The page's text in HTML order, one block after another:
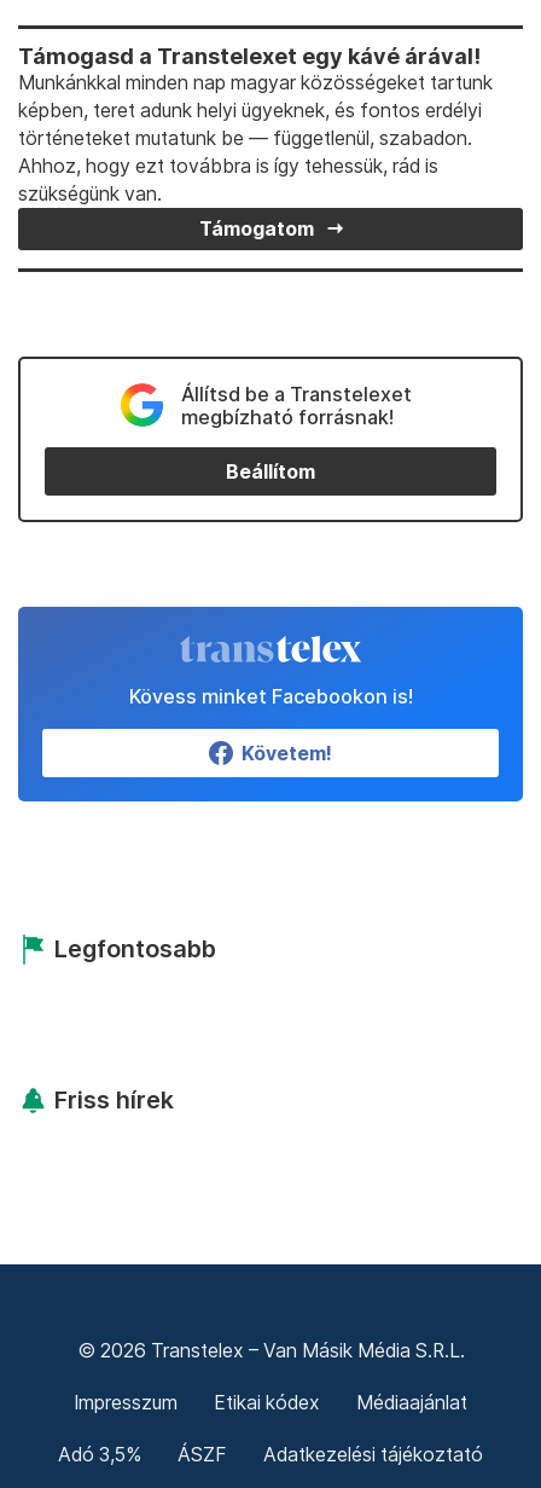
Támogasd a Transtelexet egy kávé árával!
Munkánkkal minden nap magyar közösségeket tartunk
képben, teret adunk helyi ügyeknek, és fontos erdélyi
történeteket mutatunk be — függetlenül, szabadon.
Ahhoz, hogy ezt továbbra is így tehessük, rád is
szükségünk van.
Támogatom
Állítsd be a Transtelexet
megbízható forrásnak!
Beállítom
Kövess minket Facebookon is!
Követem!
Legfontosabb
Friss hírek
© 2026 Transtelex – Van Másik Média S.R.L.
Impresszum Etikai kódex Médiaajánlat
Adó 3,5% ÁSZF Adatkezelési tájékoztató